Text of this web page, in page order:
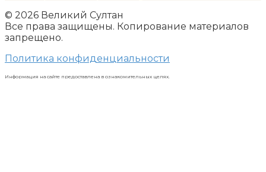
© 2026 Великий Султан
Все права защищены. Копирование материалов
запрещено.
Политика конфиденциальности
Информация на сайте предоставлена в ознакомительных целях.